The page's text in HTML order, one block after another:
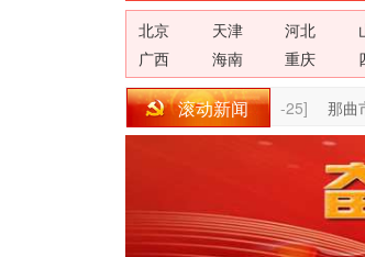
北京 天津 河北
广西
海南 重庆
滚动新闻
挥党建在乡村产业振兴中的作用[09-25] 那曲市“